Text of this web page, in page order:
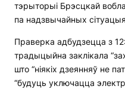
тэрыторыі Брэсцкай
па надзвычайных
Праверка адбудзецца з
традыцыйна заклікала
што “ніякіх дзеянняў не
“будуць уключацца